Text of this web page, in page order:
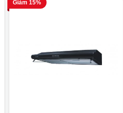
Giảm 15%